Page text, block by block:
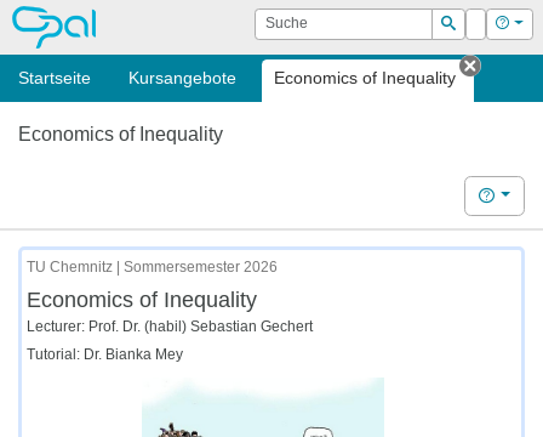
OPAL Suche
Suchen
Login Hilfe
Startseite Kursangebote Economics of Inequality
Tab
Economics of Inequality
Hilfe
TU Chemnitz | Sommersemester 2026
Economics of Inequality
Lecturer: Prof. Dr. (habil) Sebastian Gechert
Tutorial: Dr. Bianka Mey